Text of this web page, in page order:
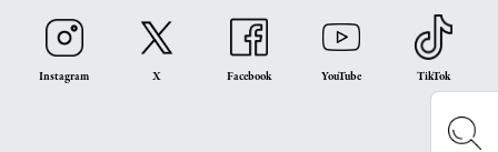
Instagram X Facebook YouTube TikTok